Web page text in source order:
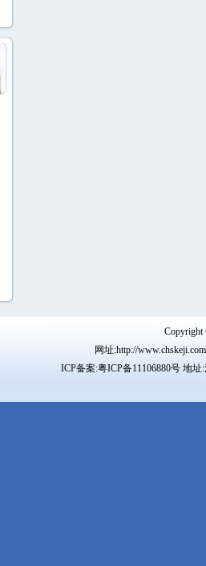
网址:http://
ICP备案:粤ICP备11106880号 地址